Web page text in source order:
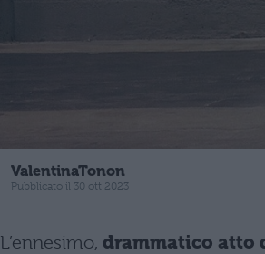
ValentinaTonon
Pubblicato il 30 ott 2023
L’ennesimo, drammatico atto